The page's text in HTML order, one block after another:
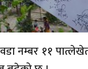
नम्बर ११